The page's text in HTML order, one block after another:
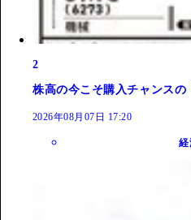
2
株高の今こそ購入チャンスの
2026年08月07日 17:20
経